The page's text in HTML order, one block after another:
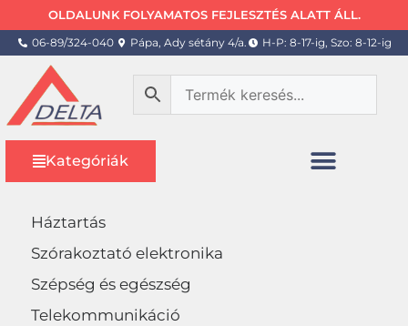
OLDALUNK FOLYAMATOS FEJLESZTÉS ALATT ÁLL.
06-89/324-040 Pápa, Ady sétány 4/a. H-P: 8-17-ig, Szo: 8-12-ig
Kategóriák
Háztartás
Szórakoztató elektronika
Szépség és egészség
Telekommunikáció